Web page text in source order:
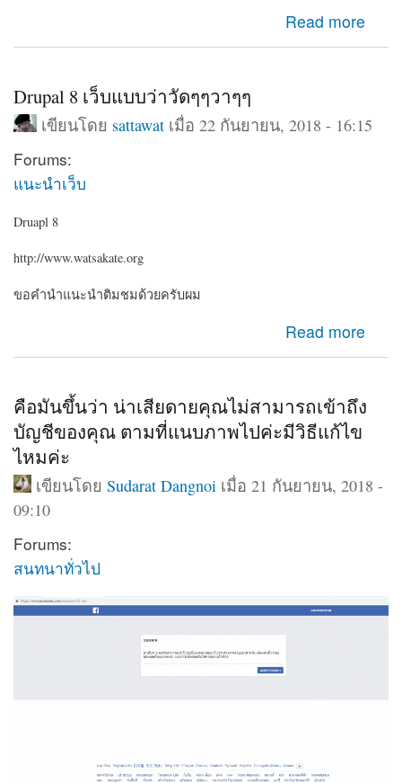
Read more
about สำรองข้อมูลคอนเท้นก่อนอัพเดท Drupal
Drupal 8 เว็บแบบว่าวัดๆๆวาๆๆ
เขียนโดย sattawat เมื่อ 22 กันยายน, 2018 - 16:15
Forums:
แนะนำเว็บ
Druapl 8
http://www.watsakate.org
ขอคำนำแนะนำติมชมด้วยครับผม
Read more
คือมันขึ้นว่า น่าเสียดายคุณไม่สามารถเข้าถึง
บัญชีของคุณ ตามที่แนบภาพไปค่ะมีวิธีแก้ไข
ไหมค่ะ
เขียนโดย Sudarat Dangnoi เมื่อ 21 กันยายน, 2018 -
09:10
Forums:
สนทนาทั่วไป